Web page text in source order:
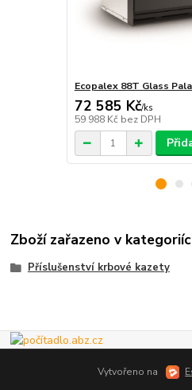
Ecopalex 88T Glass
72 585 Kč/ks
59 988 Kč bez DPH
Zboží zařazeno v
Příslušenství krbové kazety
Vytvořeno na